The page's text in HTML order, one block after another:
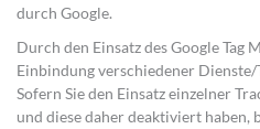
durch Google.
Durch den Einsatz des Google Tag
Einbindung verschiedener
Sofern Sie den Einsatz einzelner
und diese daher deaktiviert